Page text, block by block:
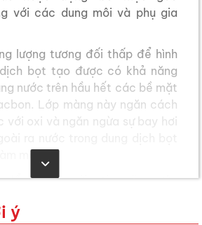
với các dung môi và phụ gia
lượng tương đối thấp để hình
bọt tạo được có khả năng
nước trên hầu hết các bề mặt
Lớp màng này ngăn cách
với oxi và ngăn ngừa sự bay hơi
mát.
để sử dụng với nước mặn, nước
dụng dung dịch bọt trong hệ
ý